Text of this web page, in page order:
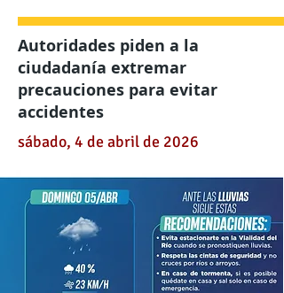
Autoridades piden a la
ciudadanía extremar
precauciones para evitar
accidentes
sábado, 4 de abril de 2026